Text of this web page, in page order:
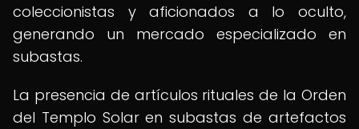
coleccionistas y aficionados a lo oculto,
generando un mercado especializado en
subastas.
La presencia de artículos rituales de la Orden
del Templo Solar en subastas de artefactos